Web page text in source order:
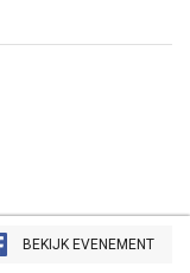
BEKIJK EVENEMENT